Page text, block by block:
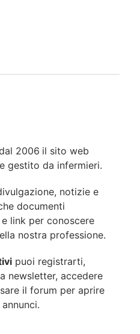
2006 il sito web
gestito da infermieri.
notizie e
documenti
link per conoscere
nostra professione.
puoi registrarti,
newsletter, accedere
il forum per aprire